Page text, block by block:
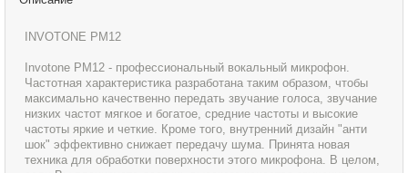
INVOTONE PM12
Invotone PM12 - профессиональный вокальный микрофон.
Частотная характеристика разработана таким образом, чтобы
максимально качественно передать звучание голоса, звучание
низких частот мягкое и богатое, средние частоты и высокие
частоты яркие и четкие. Кроме того, внутренний дизайн "анти
шок" эффективно снижает передачу шума. Принята новая
техника для обработки поверхности этого микрофона. В целом,